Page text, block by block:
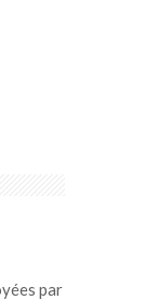
par